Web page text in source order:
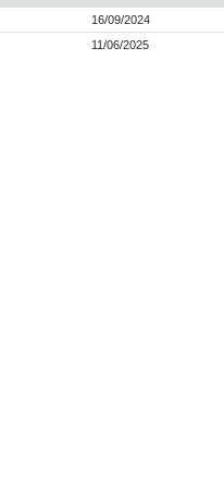
16/09/2024
11/06/2025